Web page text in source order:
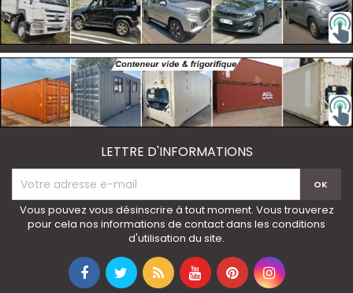
LETTRE D'INFORMATIONS
Vous pouvez vous désinscrire à tout moment. Vous trouverez
pour cela nos informations de contact dans les conditions
d'utilisation du site.